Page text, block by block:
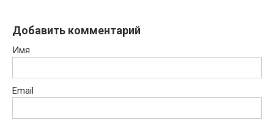
Добавить комментарий
Имя
Email